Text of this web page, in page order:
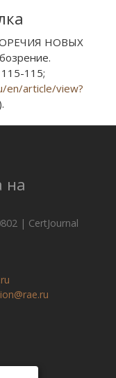
НОВЫХ
115;
en/article/view?
на
| CertJournal